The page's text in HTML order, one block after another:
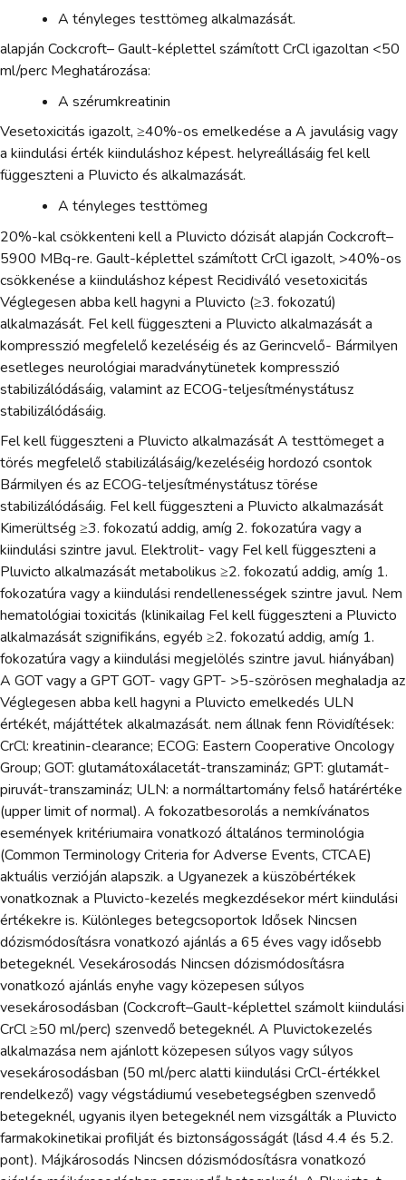
A tényleges testtömeg alkalmazását.
alapján Cockcroft– Gault-képlettel számított CrCl igazoltan <50
ml/perc Meghatározása:
A szérumkreatinin
Vesetoxicitás igazolt, ≥40%-os emelkedése a A javulásig vagy
a kiindulási érték kiinduláshoz képest. helyreállásáig fel kell
függeszteni a Pluvicto és alkalmazását.
A tényleges testtömeg
20%-kal csökkenteni kell a Pluvicto dózisát alapján Cockcroft–
5900 MBq-re. Gault-képlettel számított CrCl igazolt, >40%-os
csökkenése a kiinduláshoz képest Recidiváló vesetoxicitás
Véglegesen abba kell hagyni a Pluvicto (≥3. fokozatú)
alkalmazását. Fel kell függeszteni a Pluvicto alkalmazását a
kompresszió megfelelő kezeléséig és az Gerincvelő- Bármilyen
esetleges neurológiai maradványtünetek kompresszió
stabilizálódásáig, valamint az ECOG-teljesítménystátusz
stabilizálódásáig.
Fel kell függeszteni a Pluvicto alkalmazását A testtömeget a
törés megfelelő stabilizálásáig/kezeléséig hordozó csontok
Bármilyen és az ECOG-teljesítménystátusz törése
stabilizálódásáig. Fel kell függeszteni a Pluvicto alkalmazását
Kimerültség ≥3. fokozatú addig, amíg 2. fokozatúra vagy a
kiindulási szintre javul. Elektrolit- vagy Fel kell függeszteni a
Pluvicto alkalmazását metabolikus ≥2. fokozatú addig, amíg 1.
fokozatúra vagy a kiindulási rendellenességek szintre javul. Nem
hematológiai toxicitás (klinikailag Fel kell függeszteni a Pluvicto
alkalmazását szignifikáns, egyéb ≥2. fokozatú addig, amíg 1.
fokozatúra vagy a kiindulási megjelölés szintre javul. hiányában)
A GOT vagy a GPT GOT- vagy GPT- >5-szörösen meghaladja az
Véglegesen abba kell hagyni a Pluvicto emelkedés ULN
értékét, májáttétek alkalmazását. nem állnak fenn Rövidítések:
CrCl: kreatinin-clearance; ECOG: Eastern Cooperative Oncology
Group; GOT: glutamátoxálacetát-transzamináz; GPT: glutamát-
piruvát-transzamináz; ULN: a normáltartomány felső határértéke
(upper limit of normal). A fokozatbesorolás a nemkívánatos
események kritériumaira vonatkozó általános terminológia
(Common Terminology Criteria for Adverse Events, CTCAE)
aktuális verzióján alapszik. a Ugyanezek a küszöbértékek
vonatkoznak a Pluvicto-kezelés megkezdésekor mért kiindulási
értékekre is. Különleges betegcsoportok Idősek Nincsen
dózismódosításra vonatkozó ajánlás a 65 éves vagy idősebb
betegeknél. Vesekárosodás Nincsen dózismódosításra
vonatkozó ajánlás enyhe vagy közepesen súlyos
vesekárosodásban (Cockcroft–Gault-képlettel számolt kiindulási
CrCl ≥50 ml/perc) szenvedő betegeknél. A Pluvictokezelés
alkalmazása nem ajánlott közepesen súlyos vagy súlyos
vesekárosodásban (50 ml/perc alatti kiindulási CrCl-értékkel
rendelkező) vagy végstádiumú vesebetegségben szenvedő
betegeknél, ugyanis ilyen betegeknél nem vizsgálták a Pluvicto
farmakokinetikai profilját és biztonságosságát (lásd 4.4 és 5.2.
pont). Májkárosodás Nincsen dózismódosításra vonatkozó